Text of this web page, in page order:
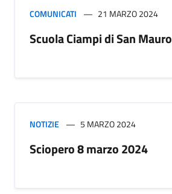
COMUNICATI 21 MARZO 2024
Scuola Ciampi di San Mauro
NOTIZIE 5 MARZO 2024
Sciopero 8 marzo 2024